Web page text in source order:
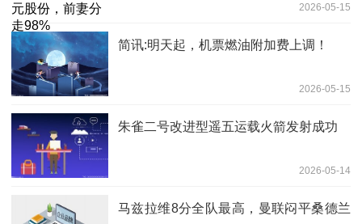
2026-05-15
简讯:明天起，机票燃油附加费上调！
2026-05-15
朱雀二号改进型遥五运载火箭发射成功
2026-05-14
马兹拉维8分全队最高，曼联闷平桑德兰